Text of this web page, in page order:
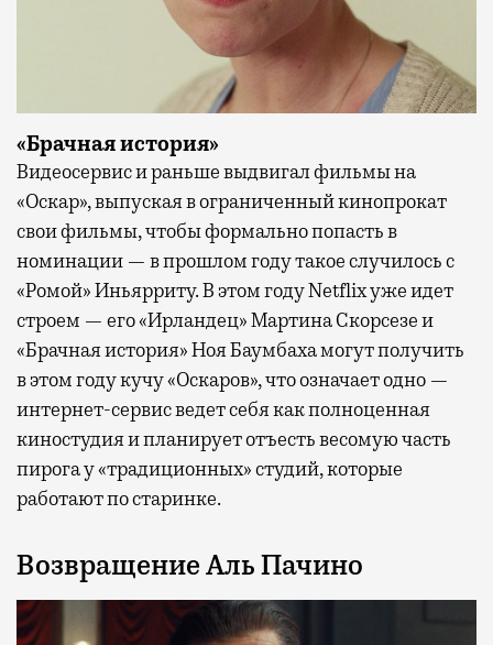
«Брачная история»
Видеосервис и раньше выдвигал фильмы на
«Оскар», выпуская в ограниченный кинопрокат
свои фильмы, чтобы формально попасть в
номинации — в прошлом году такое случилось с
«Ромой» Иньярриту. В этом году Netflix уже идет
строем — его «Ирландец» Мартина Скорсезе и
«Брачная история» Ноя Баумбаха могут получить
в этом году кучу «Оскаров», что означает одно —
интернет-сервис ведет себя как полноценная
киностудия и планирует отъесть весомую часть
пирога у «традиционных» студий, которые
работают по старинке.
Возвращение Аль Пачино